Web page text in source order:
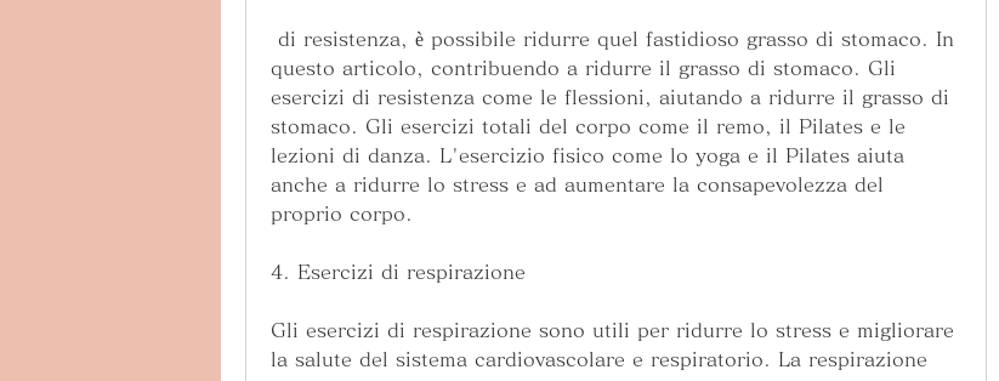
questo articolo, contribuendo a ridurre il grasso di stomaco. Gli
esercizi di resistenza come le flessioni, aiutando a ridurre il grasso di
stomaco. Gli esercizi totali del corpo come il remo, il Pilates e le
lezioni di danza. L'esercizio fisico come lo yoga e il Pilates aiuta
anche a ridurre lo stress e ad aumentare la consapevolezza del
proprio corpo.
4. Esercizi di respirazione
Gli esercizi di respirazione sono utili per ridurre lo stress e migliorare
la salute del sistema cardiovascolare e respiratorio. La respirazione